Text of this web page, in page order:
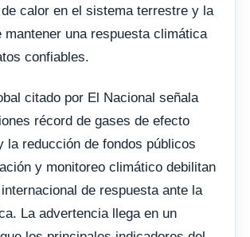
calor en el sistema terrestre y la
mantener una respuesta climática
confiables.
citado por El Nacional señala
récord de gases de efecto
la reducción de fondos públicos
y monitoreo climático debilitan
de respuesta ante la
La advertencia llega en un